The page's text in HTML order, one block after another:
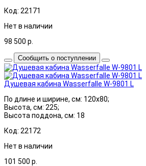
Код: 22171
Нет в наличии
98 500 р.
Сообщить о поступлении
Душевая кабина Wasserfalle W-9801 L
По длине и ширине, см: 120x80;
Высота, см: 225;
Высота поддона, см: 18
Код: 22172
Нет в наличии
101 500 р.